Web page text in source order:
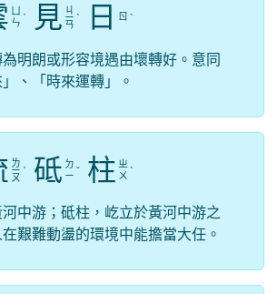
ㄣ ˊ 見 ㄐ
ㄧ
ㄢ
ˋ 日 ㄖ ˋ
為明朗或形容境遇由壞轉好。意同
」、「時來運轉」。
ㄌ
ㄧ
ㄡ
ˊ 砥 ㄉ
ㄧ ˇ 柱 ㄓ
ㄨ ˋ
中游；砥柱，屹立於黃河中游之
艱難動盪的環境中能擔當大任。